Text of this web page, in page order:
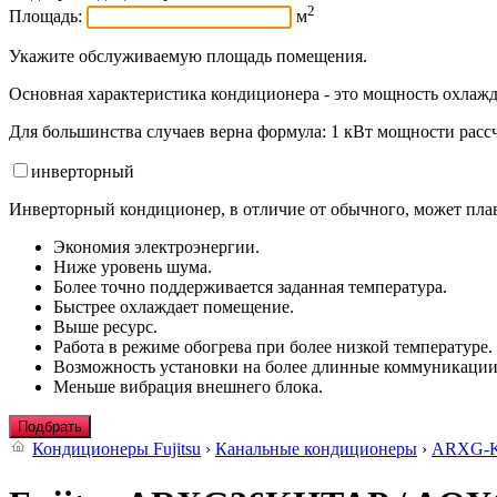
Площадь:
м2
Укажите обслуживаемую площадь помещения.
Основная характеристика кондиционера - это мощность
Для большинства случаев верна формула: 1 кВт мощности
инверторный
Инверторный кондиционер, в отличие от обычного, может
Экономия электроэнергии.
Ниже уровень шума.
Более точно поддерживается заданная температура.
Быстрее охлаждает помещение.
Выше ресурс.
Работа в режиме обогрева при более низкой температуре.
Возможность установки на более длинные
Меньше вибрация внешнего блока.
Подбрать
Кондиционеры Fujitsu › Канальные кондиционеры › ARXG-